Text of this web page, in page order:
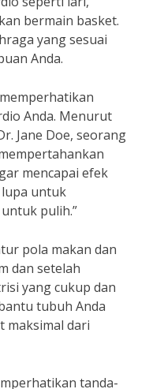
bermain basket.
yang sesuai
Anda.
Anda. Menurut
Jane Doe, seorang
mencapai efek
untuk
pulih.”
pola makan dan
dan setelah
yang cukup dan
tubuh Anda
maksimal dari
tanda-